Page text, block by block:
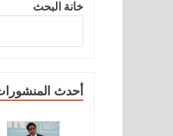
خانة البحث
أحدث